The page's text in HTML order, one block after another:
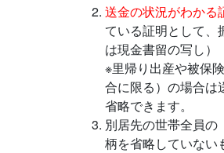
送金の状況がわかる
ている証明として、
は現金書留の写し）
※里帰り出産や被保
合に限る）の場合は
省略できます。
別居先の世帯全員の
柄を省略していない